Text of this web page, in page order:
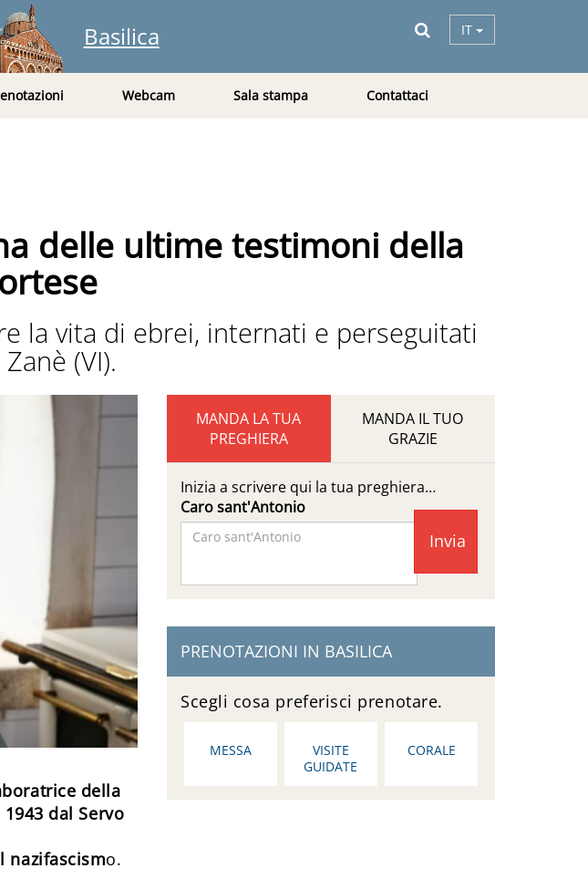
Basilica IT
Webcam Sala stampa Contattaci
delle ultime testimoni della
la vita di ebrei, internati e perseguitati
(VI).
della
dal Servo
nazifascismo.
MANDA LA TUA
PREGHIERA
MANDA IL TUO
GRAZIE
Inizia a scrivere qui la tua preghiera…
Caro sant'Antonio
PRENOTAZIONI IN BASILICA
Scegli cosa preferisci prenotare.
MESSA
VISITE
GUIDATE
CORALE